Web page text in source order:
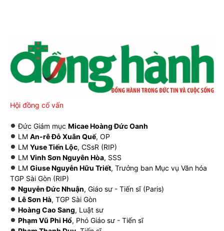
Hội đồng cố vấn
Đức Giám mục Micae Hoàng Đức Oanh
LM An-rê Đỗ Xuân Quế, OP
LM Yuse Tiến Lộc, CSsR (RIP)
LM Vinh Sơn Nguyên Hòa, SSS
LM Giuse Nguyễn Hữu Triết, Trưởng ban Mục vụ Văn hóa
TGP Sài Gòn (RIP)
Nguyễn Đức Nhuận, Giáo sư - Tiến sĩ (Paris)
Lê Sơn Hà, TGP Sài Gòn
Hoàng Cao Sang, Luật sư
Phạm Vũ Phi Hổ, Phó Giáo sư - Tiến sĩ